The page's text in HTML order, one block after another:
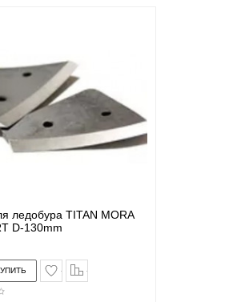
ледобура TITAN MORA
D-130mm
в закладки